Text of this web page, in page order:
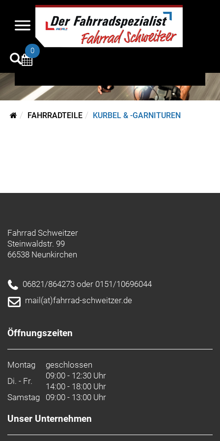
0Kurbel & -garnituren
FAHRRADTEILE KURBEL & -GARNITUREN
Fahrrad Schweitzer
Steinwaldstr. 99
66538 Neunkirchen
06821/864273 oder 0151/10696044
mail(at)fahrrad-schweitzer.de
Öffnungszeiten
Montag
geschlossen
Di. - Fr.
09:00 - 12:30 Uhr
14:00 - 18:00 Uhr
Samstag 09:00 - 13:00 Uhr
Unser Unternehmen